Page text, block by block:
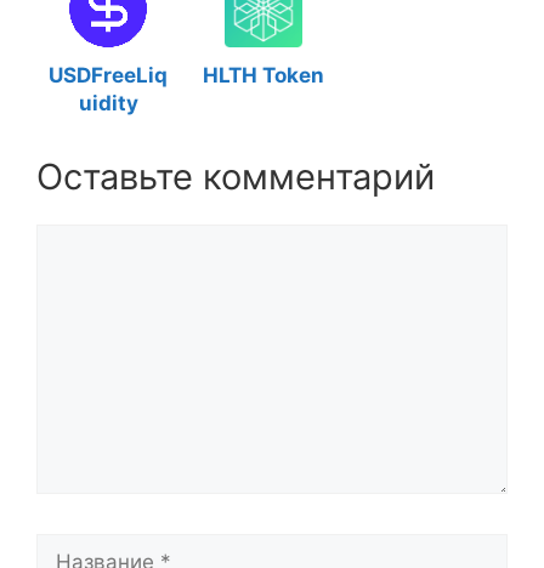
USDFreeLiq
uidity
HLTH Token
Оставьте комментарий